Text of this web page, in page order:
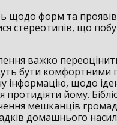
щодо форм та
стереотипів, що
важко
бути
щодо
протидіяти йому.
мешканців
домашнього